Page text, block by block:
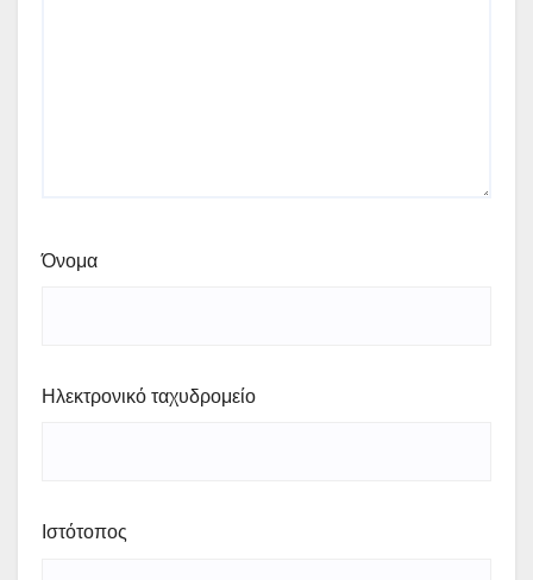
Όνομα
Ηλεκτρονικό ταχυδρομείο
Ιστότοπος